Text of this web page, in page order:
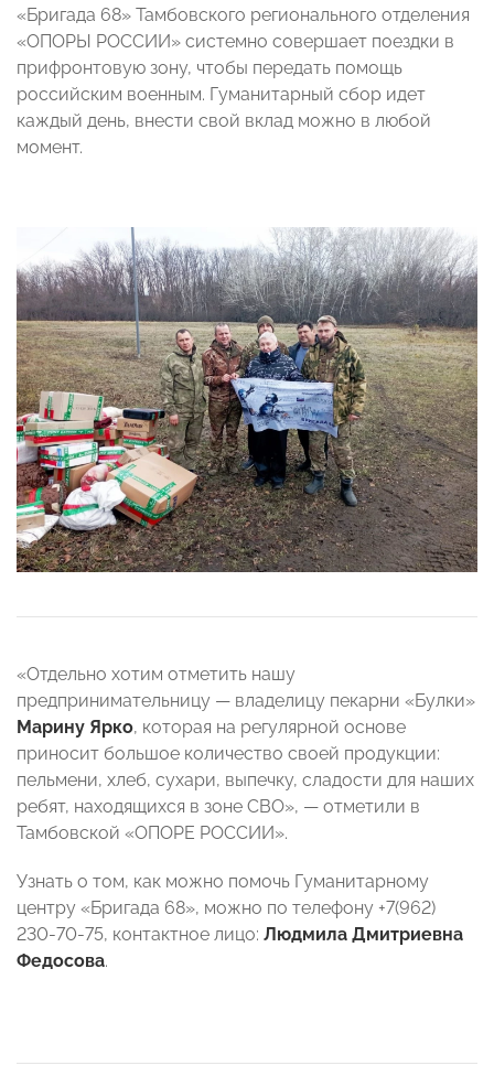
«Бригада 68» Тамбовского регионального отделения
«ОПОРЫ РОССИИ» системно совершает поездки в
прифронтовую зону, чтобы передать помощь
российским военным. Гуманитарный сбор идет
каждый день, внести свой вклад можно в любой
момент.
«Отдельно хотим отметить нашу
предпринимательницу — владелицу пекарни «Булки»
Марину Ярко, которая на регулярной основе
приносит большое количество своей продукции:
пельмени, хлеб, сухари, выпечку, сладости для наших
ребят, находящихся в зоне СВО», — отметили в
Тамбовской «ОПОРЕ РОССИИ».
Узнать о том, как можно помочь Гуманитарному
центру «Бригада 68», можно по телефону +7(962)
230-70-75, контактное лицо: Людмила Дмитриевна
Федосова.